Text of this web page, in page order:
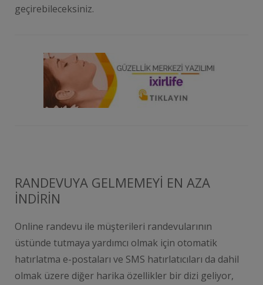
geçirebileceksiniz.
RANDEVUYA GELMEMEYİ EN AZA
İNDİRİN
Online randevu ile müşterileri randevularının
üstünde tutmaya yardımcı olmak için otomatik
hatırlatma e-postaları ve SMS hatırlatıcıları da dahil
olmak üzere diğer harika özellikler bir dizi geliyor,